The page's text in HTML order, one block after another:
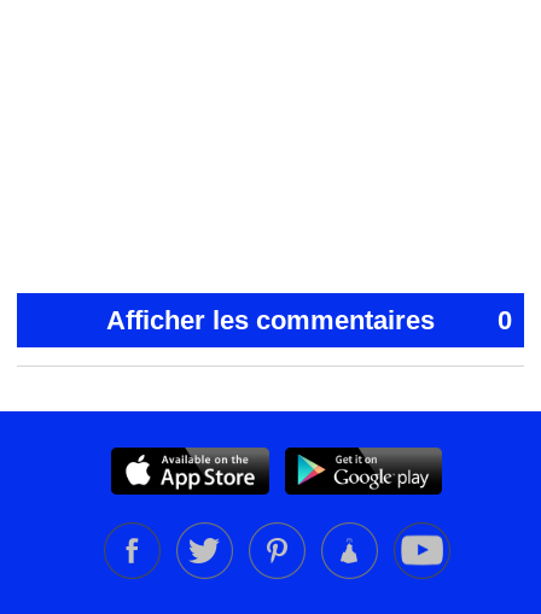
Afficher les commentaires 0